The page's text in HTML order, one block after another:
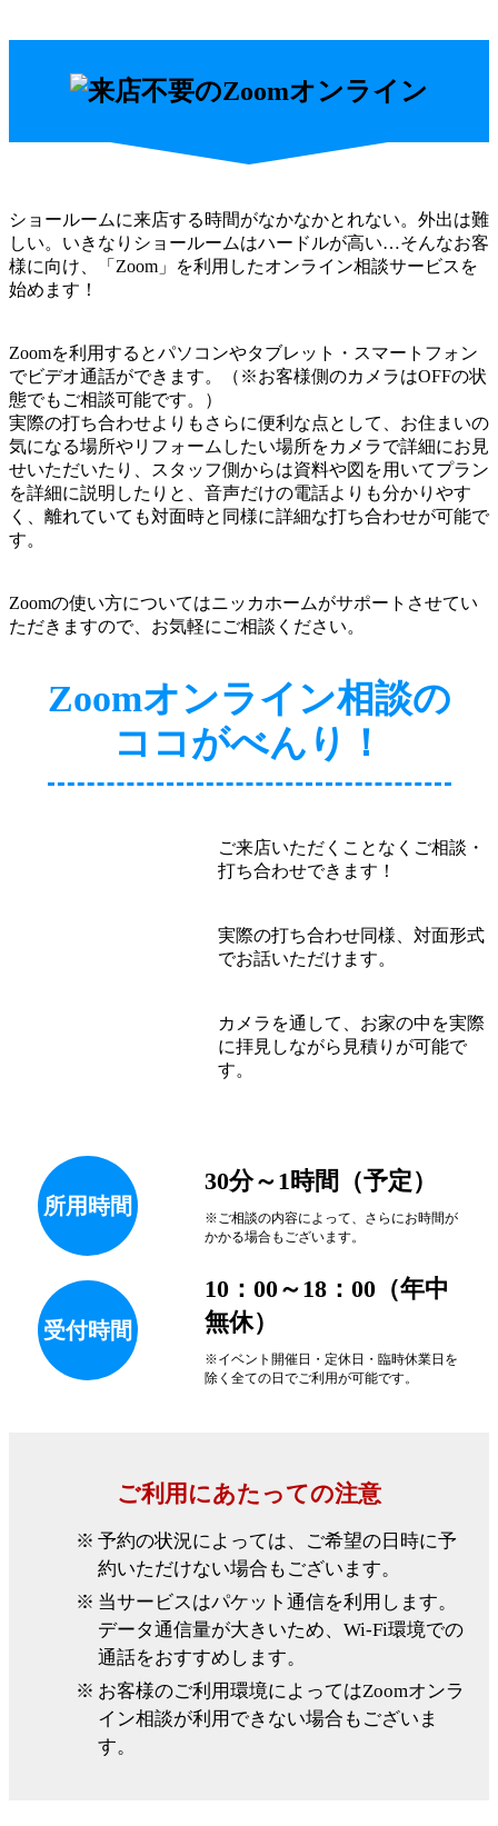
ショールームに来店する時間がなかなかとれない。外出は難
しい。いきなりショールームはハードルが高い…そんなお客
様に向け、「Zoom」を利用したオンライン相談サービスを
始めます！
Zoomを利用するとパソコンやタブレット・スマートフォン
でビデオ通話ができます。（※お客様側のカメラはOFFの状
態でもご相談可能です。）
実際の打ち合わせよりもさらに便利な点として、お住まいの
気になる場所やリフォームしたい場所をカメラで詳細にお見
せいただいたり、スタッフ側からは資料や図を用いてプラン
を詳細に説明したりと、音声だけの電話よりも分かりやす
く、離れていても対面時と同様に詳細な打ち合わせが可能で
す。
Zoomの使い方についてはニッカホームがサポートさせてい
ただきますので、お気軽にご相談ください。
Zoomオンライン相談の
ココがべんり！
ご来店いただくことなくご相談・
打ち合わせできます！
実際の打ち合わせ同様、対面形式
でお話いただけます。
カメラを通して、お家の中を実際
に拝見しながら見積りが可能で
す。
所用時間
30分～1時間（予定）
※ご相談の内容によって、さらにお時間が
かかる場合もございます。
受付時間
10：00～18：00（年中
無休）
※イベント開催日・定休日・臨時休業日を
除く全ての日でご利用が可能です。
ご利用にあたっての注意
予約の状況によっては、ご希望の日時に予
約いただけない場合もございます。
当サービスはパケット通信を利用します。
データ通信量が大きいため、Wi-Fi環境での
通話をおすすめします。
お客様のご利用環境によってはZoomオンラ
イン相談が利用できない場合もございま
す。